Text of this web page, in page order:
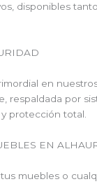
disponibles
en
respaldada por
protección total.
EN
muebles o